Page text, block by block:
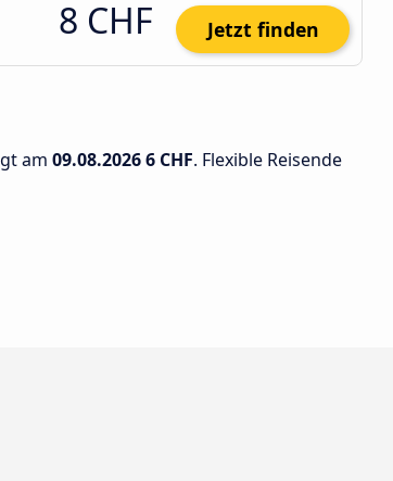
8 CHF Jetzt finden
am 09.08.20266 CHF. Flexible Reisende